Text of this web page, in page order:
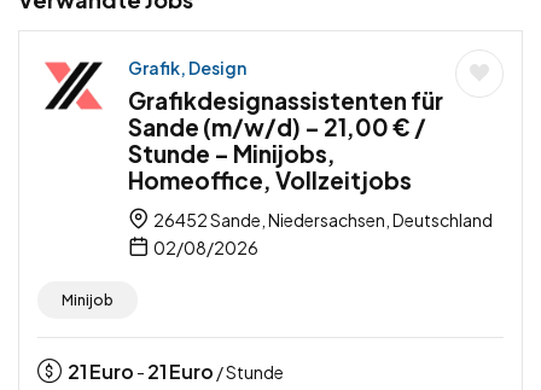
Grafik, Design
Grafikdesignassistenten für
Sande (m/w/d) – 21,00 € /
Stunde – Minijobs,
Homeoffice, Vollzeitjobs
26452 Sande, Niedersachsen, Deutschland
02/08/2026
Minijob
21Euro - 21Euro / Stunde